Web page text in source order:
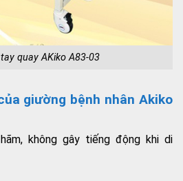
quay AKiko A83-03
giường bệnh nhân Akiko
không gây tiếng động khi di